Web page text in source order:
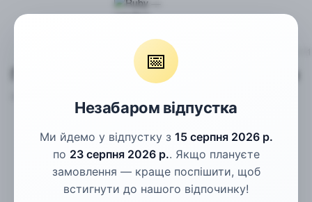
📅
Незабаром відпустка
Ми йдемо у відпустку з 15 серпня 2026 р.
по 23 серпня 2026 р.. Якщо плануєте
замовлення — краще поспішити, щоб
встигнути до нашого відпочинку!
Сорочкові гудзики Гудзики сорочкові фіолетові
Гудзики сорочкові фіолетові 11.5мм